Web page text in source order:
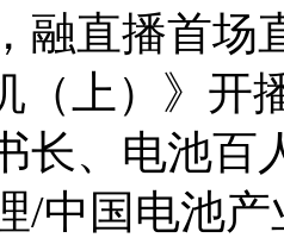
融直播首
（上）》开
长、电池百
/中国电池